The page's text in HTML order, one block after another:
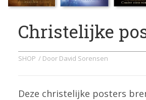
Christelijke
SHOP / Door David Sorensen
Deze christelijke posters